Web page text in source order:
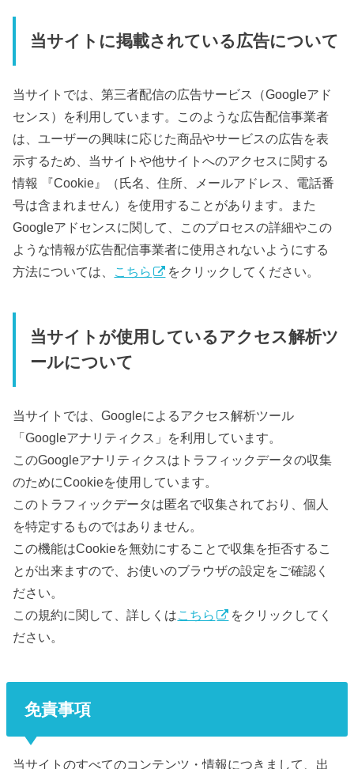
当サイトに掲載されている広告について
当サイトでは、第三者配信の広告サービス（Googleアド
センス）を利用しています。このような広告配信事業者
は、ユーザーの興味に応じた商品やサービスの広告を表
示するため、当サイトや他サイトへのアクセスに関する
情報 『Cookie』（氏名、住所、メールアドレス、電話番
号は含まれません）を使用することがあります。また
Googleアドセンスに関して、このプロセスの詳細やこの
ような情報が広告配信事業者に使用されないようにする
方法については、 こちら をクリックしてください。
当サイトが使用しているアクセス解析ツ
ールについて
当サイトでは、Googleによるアクセス解析ツール
「Googleアナリティクス」を利用しています。
このGoogleアナリティクスはトラフィックデータの収集
のためにCookieを使用しています。
このトラフィックデータは匿名で収集されており、個人
を特定するものではありません。
この機能はCookieを無効にすることで収集を拒否するこ
とが出来ますので、お使いのブラウザの設定をご確認く
ださい。
この規約に関して、詳しくはこちら
をクリックしてく
ださい。
免責事項
当サイトのすべてのコンテンツ・情報につきまして、出